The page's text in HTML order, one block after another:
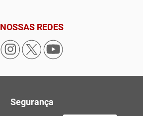
NOSSAS REDES
Segurança